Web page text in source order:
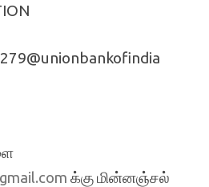
க்கு மின்னஞ்சல்